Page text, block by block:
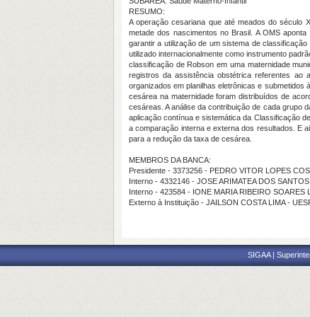
RESUMO:
A operação cesariana que até meados do século
metade dos nascimentos no Brasil. A OMS
garantir a utilização de um sistema de
utilizado internacionalmente como instrumento
classificação de Robson em uma maternidade
registros da assistência obstétrica referentes ao
organizados em planilhas eletrônicas e
cesárea na maternidade foram distribuídos de
cesáreas. A análise da contribuição de cada grupo
aplicação contínua e sistemática da Classificação
a comparação interna e externa dos resultados. E
para a redução da taxa de cesárea.
MEMBROS DA BANCA:
Presidente - 3373256 - PEDRO VITOR LOPES
Interno - 4332146 - JOSE ARIMATEA DOS
Interno - 423584 - IONE MARIA RIBEIRO SOARES
Externo à Instituição - JAILSON COSTA LIMA -
SIGAA |